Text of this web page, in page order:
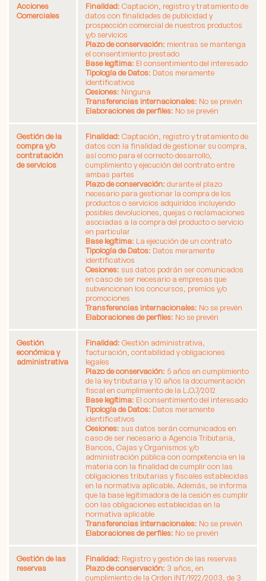
Acciones
Comerciales
Finalidad: Captación, registro y tratamiento de
datos con finalidades de publicidad y
prospección comercial de nuestros productos
y/o servicios
Plazo de conservación: mientras se mantenga
el consentimiento prestado
Base legítima: El consentimiento del interesado
Tipología de Datos: Datos meramente
identificativos
Cesiones: Ninguna
Transferencias internacionales: No se prevén
Elaboraciones de perfiles: No se prevén
Gestión de la
compra y/o
contratación
de servicios
Finalidad: Captación, registro y tratamiento de
datos con la finalidad de gestionar su compra,
así como para el correcto desarrollo,
cumplimiento y ejecución del contrato entre
ambas partes
Plazo de conservación: durante el plazo
necesario para gestionar la compra de los
productos o servicios adquiridos incluyendo
posibles devoluciones, quejas o reclamaciones
asociadas a la compra del producto o servicio
en particular
Base legítima: La ejecución de un contrato
Tipología de Datos: Datos meramente
identificativos
Cesiones: sus datos podrán ser comunicados
en caso de ser necesario a empresas que
subvencionen los concursos, premios y/o
promociones
Transferencias internacionales: No se prevén
Elaboraciones de perfiles: No se prevén
Gestión
económica y
administrativa
Finalidad: Gestión administrativa,
facturación, contabilidad y obligaciones
legales
Plazo de conservación: 5 años en cumplimiento
de la ley tributaria y 10 años la documentación
fiscal en cumplimiento de la L.O.7/2012
Base legítima: El consentimiento del interesado
Tipología de Datos: Datos meramente
identificativos
Cesiones: sus datos serán comunicados en
caso de ser necesario a Agencia Tributaria,
Bancos, Cajas y Organismos y/o
administración pública con competencia en la
materia con la finalidad de cumplir con las
obligaciones tributarias y fiscales establecidas
en la normativa aplicable. Además, se informa
que la base legitimadora de la cesión es cumplir
con las obligaciones establecidas en la
normativa aplicable
Transferencias internacionales: No se prevén
Elaboraciones de perfiles: No se prevén
Gestión de las
reservas
Finalidad: Registro y gestión de las reservas
Plazo de conservación: 3 años, en
cumplimiento de la Orden INT/1922/2003, de 3